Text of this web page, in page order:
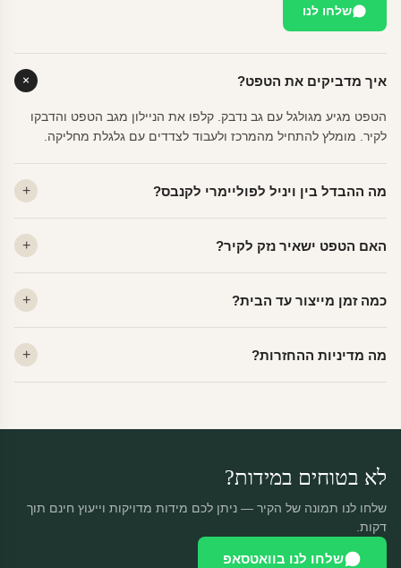
שלחו לנו
איך מדביקים את הטפט?
הטפט מגיע מגולגל עם גב נדבק. קלפו את הניילון מגב הטפט והדבקו
לקיר. מומלץ להתחיל מהמרכז ולעבוד לצדדים עם גלגלת מחליקה.
מה ההבדל בין ויניל לפוליימרי לקנבס?
פרמיום. קנבס — בד אמנותי יוקרתי, מט.
האם הטפט ישאיר נזק לקיר?
מתאים לקיר מטויח, גבס, קרמיקה וזכוכית.
כמה זמן מייצור עד הבית?
יוצאות באותו יום.
מה מדיניות ההחזרות?
לא בטוחים במידות?
שלחו לנו תמונה של הקיר — ניתן לכם מידות מדויקות וייעוץ חינם תוך
דקות.
שלחו לנו בוואטסאפ